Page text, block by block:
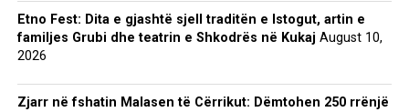
Etno Fest: Dita e gjashtë sjell traditën e Istogut, artin e
familjes Grubi dhe teatrin e Shkodrës në Kukaj August 10,
2026
Zjarr në fshatin Malasen të Cërrikut: Dëmtohen 250 rrënjë